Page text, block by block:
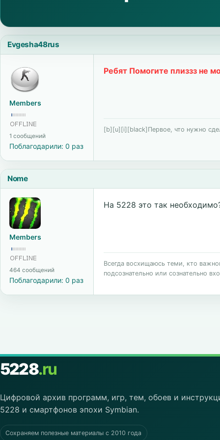
Evgesha48rus
Members
1 сообщений
Поблагодарили: 0 раз
Ребят Помогите плиззз не
[b][u][i][black]Первое, что нужно
Nome
Members
464 сообщений
Поблагодарили: 0 раз
На 5228 это так
Всегда восхищаюсь теми, кто
подсознательно или сознательно
5228.ru
Цифровой архив программ, игр, тем, обоев и
5228 и смартфонов эпохи Symbian.
Сохраняем полезные материалы с 2010 года